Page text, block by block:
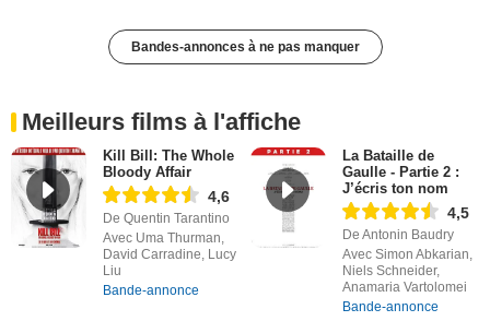
Bandes-annonces à ne pas manquer
Meilleurs films à l'affiche
Kill Bill: The Whole
Bloody Affair
4,6
De Quentin Tarantino
Avec Uma Thurman,
David Carradine, Lucy
Liu
Bande-annonce
La Bataille de
Gaulle - Partie 2 :
J’écris ton nom
4,5
De Antonin Baudry
Avec Simon Abkarian,
Niels Schneider,
Anamaria Vartolomei
Bande-annonce